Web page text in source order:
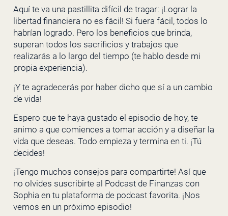
Aquí te va una pastillita difícil de tragar: ¡Lograr la
libertad financiera no es fácil! Si fuera fácil, todos lo
habrían logrado. Pero los beneficios que brinda,
superan todos los sacrificios y trabajos que
realizarás a lo largo del tiempo (te hablo desde mi
propia experiencia).
¡Y te agradecerás por haber dicho que sí a un cambio
de vida!
Espero que te haya gustado el episodio de hoy, te
animo a que comiences a tomar acción y a diseñar la
vida que deseas. Todo empieza y termina en ti. ¡Tú
decides!
¡Tengo muchos consejos para compartirte! Así que
no olvides suscribirte al Podcast de Finanzas con
Sophia en tu plataforma de podcast favorita. ¡Nos
vemos en un próximo episodio!